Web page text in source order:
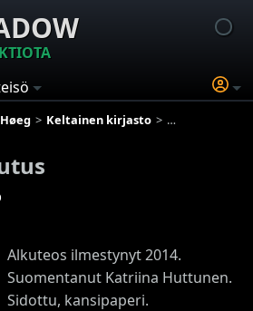
Keltainen kirjasto Susanin
Alkuteos ilmestynyt 2014.
Suomentanut Katriina Huttunen.
Sidottu, kansipaperi.